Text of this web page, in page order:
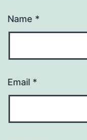
Name *
Email *